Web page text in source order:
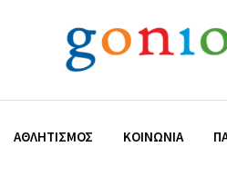
ΑΘΛΗΤΙΣΜΌΣ ΚΟΙΝΩΝΊΑ